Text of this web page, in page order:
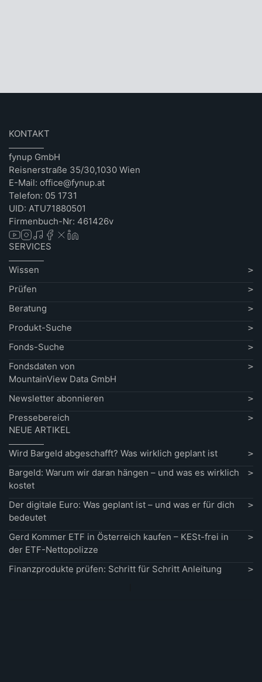
KONTAKT
fynup GmbH
Reisnerstraße 35/30,1030 Wien
E-Mail: office@fynup.at
Telefon: 05 1731
UID: ATU71880501
Firmenbuch-Nr: 461426v
SERVICES
Wissen
Prüfen
Beratung
Produkt-Suche
Fonds-Suche
Fondsdaten von
MountainView Data GmbH
Newsletter abonnieren
Pressebereich
NEUE ARTIKEL
Wird Bargeld abgeschafft? Was wirklich geplant ist
Bargeld: Warum wir daran hängen – und was es wirklich
kostet
Der digitale Euro: Was geplant ist – und was er für dich
bedeutet
Gerd Kommer ETF in Österreich kaufen – KESt-frei in
der ETF-Nettopolizze
Finanzprodukte prüfen: Schritt für Schritt Anleitung